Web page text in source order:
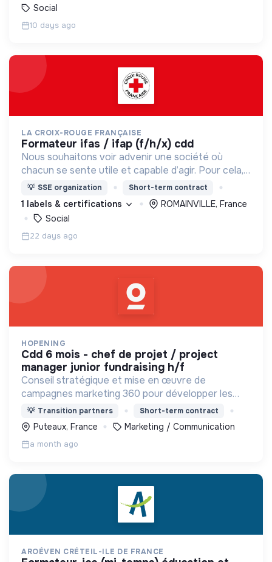
Social
10 days ago
LA CROIX-ROUGE FRANÇAISE
formateur ifas / ifap (f/h/x) cdd
Nous souhaitons voir advenir une société où
chacun se sente utile et capable d’agir. Pour cela,
nous proposons des moyens et des lieux
d’engagement innovants et adaptés à tous.
💡 SSE organization Short-term contract
1 labels & certifications
ROMAINVILLE, France
Social
22 days ago
HOPENING
cdd 6 mois - chef de projet / project
manager junior fundraising h/f
Conseil stratégique et mise en œuvre de
campagnes marketing 360 pour développer les
ressources de nos clients : associations,
fondations, universités, collectivités.
💡 Transition partners Short-term contract
Puteaux, France Marketing / Communication
a month ago
AROÉVEN CRÉTEIL-ILE DE FRANCE